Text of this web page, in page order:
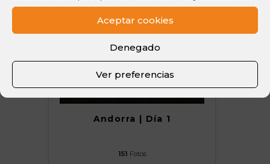
Aceptar cookies
Denegado
Ver preferencias
Andorra | Día 1
151 Fotos